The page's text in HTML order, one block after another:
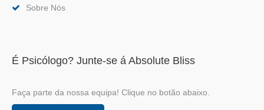
Sobre Nós
É Psicólogo? Junte-se á Absolute Bliss
Faça parte da nossa equipa! Clique no botão abaixo.